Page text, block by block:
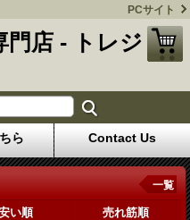
PCサイト
門店 - トレジ
ら Contact Us
一覧
い順 売れ筋順